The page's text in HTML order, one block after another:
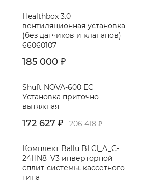
Healthbox 3.0
вентиляционная установка
(без датчиков и клапанов)
66060107
185 000 ₽
Shuft NOVA-600 EC
Установка приточно-
вытяжная
172 627 ₽ 206 418₽
Комплект Ballu BLCI_A_C-
24HN8_V3 инверторной
сплит-системы, кассетного
типа